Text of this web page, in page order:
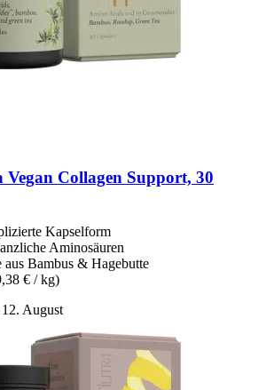
Vegan Collagen Support, 30
Kapselform
Aminosäuren
aus Bambus & Hagebutte
€ / kg)
August